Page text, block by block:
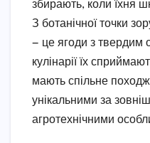
збирають, коли їхня
З ботанічної точки
— це ягоди з твердим
кулінарії їх
мають спільне
унікальними за
агротехнічними